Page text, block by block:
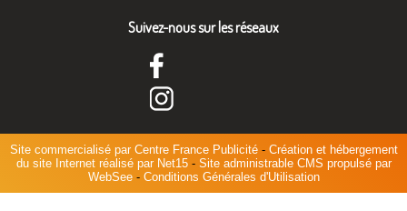
Suivez-nous sur les réseaux
Site commercialisé par Centre France Publicité- Création et hébergement
du site Internet réalisé par Net15- Site administrable CMS propulsé par
WebSee- Conditions Générales d'Utilisation